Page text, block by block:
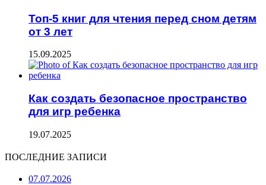
Топ-5 книг для чтения перед сном детям
от 3 лет
15.09.2025
Как создать безопасное пространство
для игр ребенка
19.07.2025
ПОСЛЕДНИЕ ЗАПИСИ
07.07.2026